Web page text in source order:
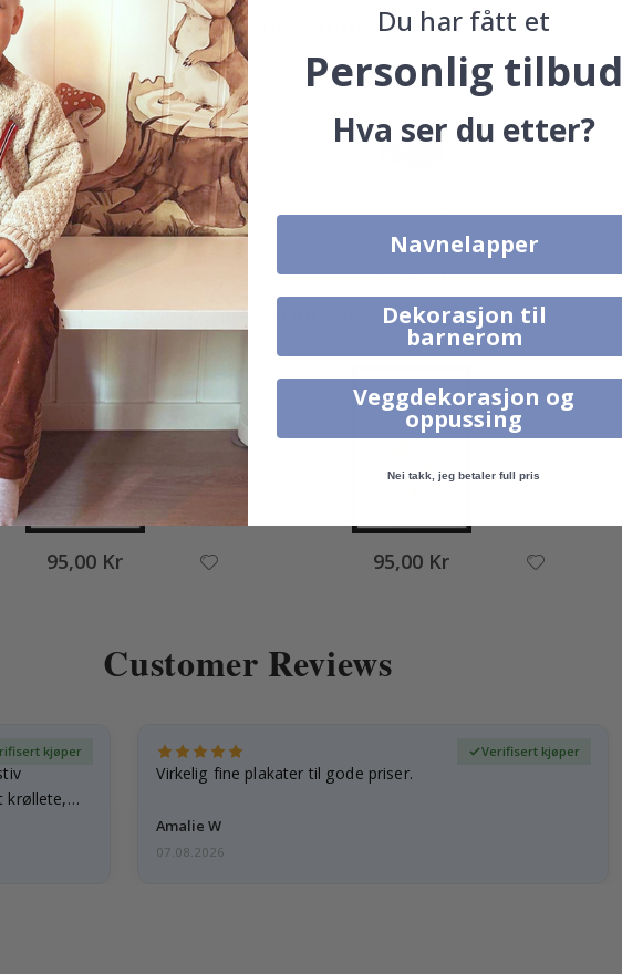
Produkter kjøpt sammen
95,00 Kr 95,00 Kr
Alternative produkter
95,00 Kr 95,00 Kr
Customer Reviews
krøllete,
kjøper
Virkelig fine plakater til gode priser.
Amalie W
Verifisert kjøper
07.08.2026
Du har fått et
Personlig tilbud
Hva ser du etter?
Navnelapper
Dekorasjon til
barnerom
Veggdekorasjon og
oppussing
Nei takk, jeg betaler full pris